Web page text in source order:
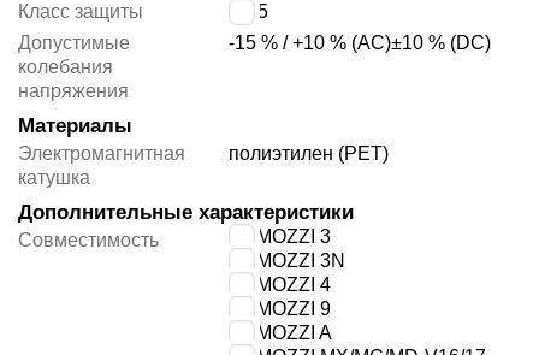
Класс защиты
IP65
Допустимые
колебания
напряжения
-15 % / +10 % (AC)±10 % (DC)
Материалы
Электромагнитная
катушка
полиэтилен (PET)
Дополнительные характеристики
Совместимость
CAMOZZI 3
CAMOZZI 3N
CAMOZZI 4
CAMOZZI 9
CAMOZZI A